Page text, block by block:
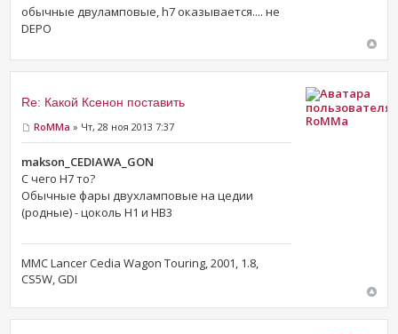
обычные двуламповые, h7 оказывается.... не
DEPO
Re: Какой Ксенон поставить
RoMMa » Чт, 28 ноя 2013 7:37
makson_CEDIAWA_GON
С чего H7 то?
Обычные фары двухламповые на цедии
(родные) - цоколь H1 и HB3
MMC Lancer Cedia Wagon Touring, 2001, 1.8,
CS5W, GDI
RoMMa